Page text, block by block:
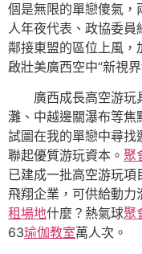
個是無限的單戀傻氣，
人年夜代表、政協委
鄰接東盟的區位上風，
啟壯美廣西空中“新視界
廣西成長高空游玩
灘、中越邊關瀑布等焦
試圖在我的單戀中尋找
聯起優質游玩資本。 聚
已建成一批高空游玩
飛翔企業，可供給動力
租場地什麼？熱氣球聚
63瑜伽教室萬人次。